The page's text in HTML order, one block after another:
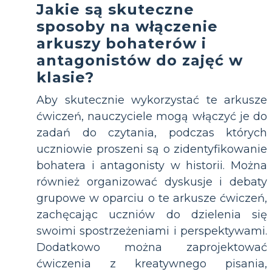
Jakie są skuteczne
sposoby na włączenie
arkuszy bohaterów i
antagonistów do zajęć w
klasie?
Aby skutecznie wykorzystać te arkusze
ćwiczeń, nauczyciele mogą włączyć je do
zadań do czytania, podczas których
uczniowie proszeni są o zidentyfikowanie
bohatera i antagonisty w historii. Można
również organizować dyskusje i debaty
grupowe w oparciu o te arkusze ćwiczeń,
zachęcając uczniów do dzielenia się
swoimi spostrzeżeniami i perspektywami.
Dodatkowo można zaprojektować
ćwiczenia z kreatywnego pisania,